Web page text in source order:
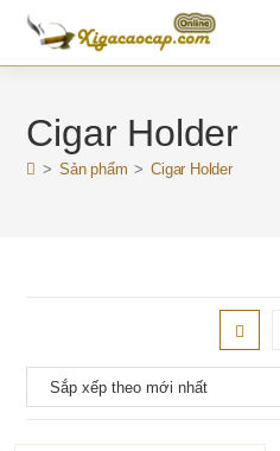
Skip
content
Cigar Holder
> Sản phẩm > Cigar Holder